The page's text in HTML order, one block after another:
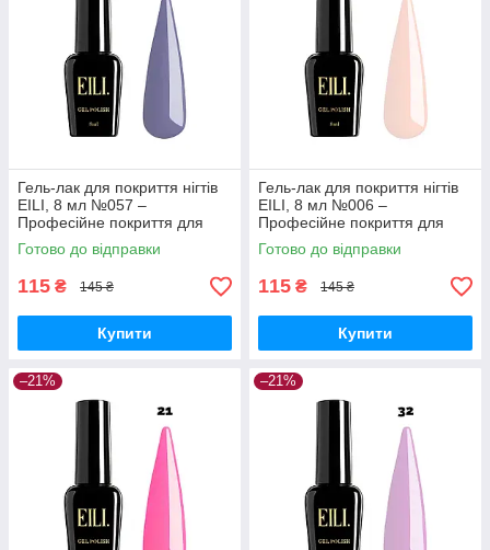
Гель-лак для покриття нігтів
EILI, 8 мл №057 –
Професійне покриття для
ідеального манікюру
Готово до відправки
115 ₴ 145 ₴
Купити
Гель-лак для покриття нігтів
EILI, 8 мл №006 –
Професійне покриття для
ідеального манікюру
Готово до відправки
115 ₴ 145 ₴
Купити
–21% –21%